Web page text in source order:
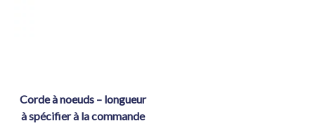
corde à noeuds – longueur
à spécifier à la commande